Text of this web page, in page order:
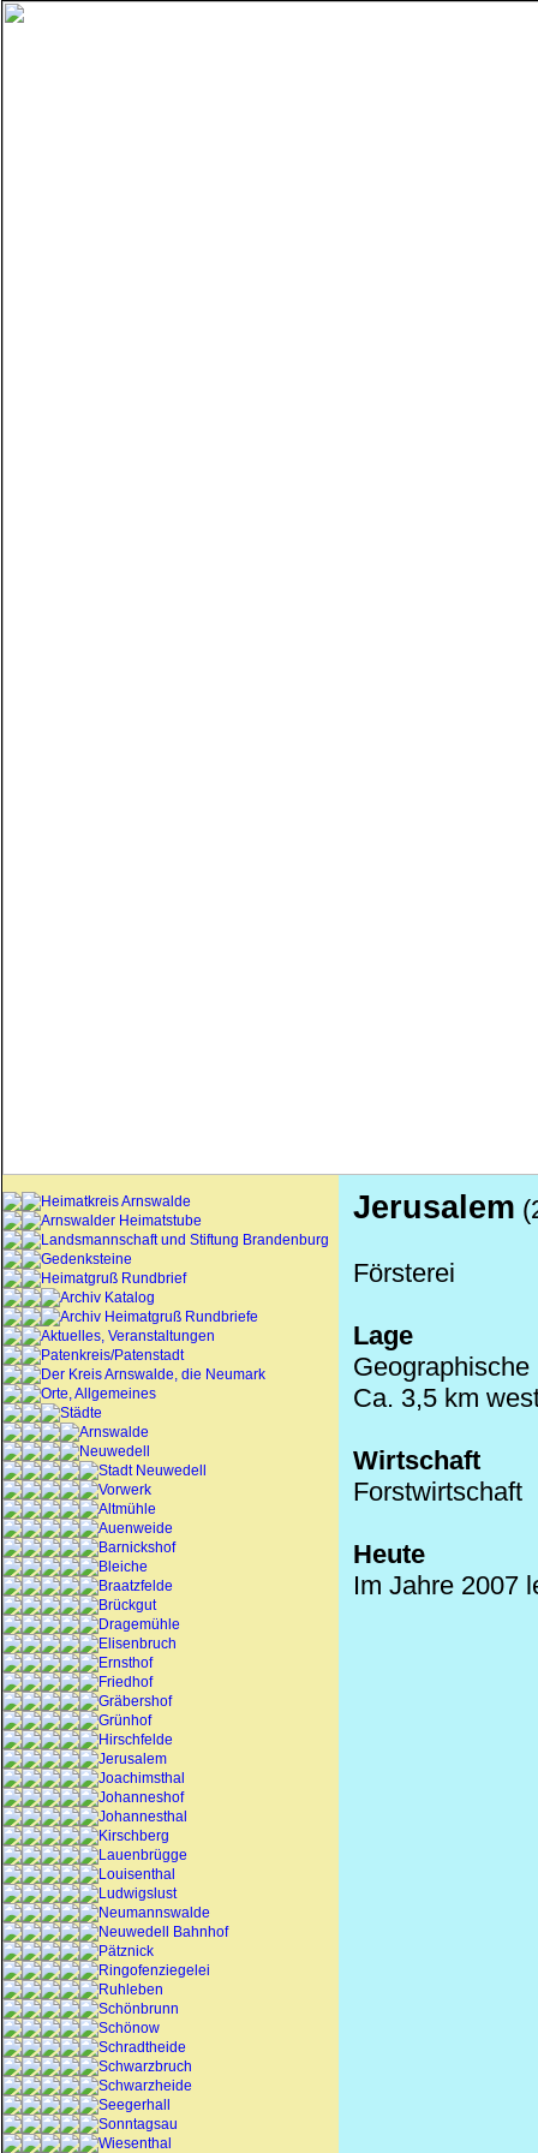
Heimatkreis Arnswalde
Arnswalder Heimatstube
Landsmannschaft und Stiftung Brandenburg
Gedenksteine
Heimatgruß Rundbrief
Archiv Katalog
Archiv Heimatgruß Rundbriefe
Aktuelles, Veranstaltungen
Patenkreis/Patenstadt
Der Kreis Arnswalde, die Neumark
Orte, Allgemeines
Städte
Arnswalde
Neuwedell
Stadt Neuwedell
Vorwerk
Altmühle
Auenweide
Barnickshof
Bleiche
Braatzfelde
Brückgut
Dragemühle
Elisenbruch
Ernsthof
Friedhof
Gräbershof
Grünhof
Hirschfelde
Jerusalem
Joachimsthal
Johanneshof
Johannesthal
Kirschberg
Lauenbrügge
Louisenthal
Ludwigslust
Neumannswalde
Neuwedell Bahnhof
Pätznick
Ringofenziegelei
Ruhleben
Schönbrunn
Schönow
Schradtheide
Schwarzbruch
Schwarzheide
Seegerhall
Sonntagsau
Wiesenthal
Jerusalem
Försterei
Lage
Geographische
Ca. 3,5 km
Wirtschaft
Forstwirtschaft
Heute
Im Jahre 2007